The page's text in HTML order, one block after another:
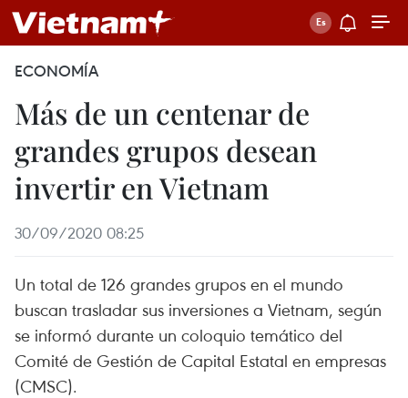
ECONOMÍA
Más de un centenar de
grandes grupos desean
invertir en Vietnam
30/09/2020 08:25
Un total de 126 grandes grupos en el mundo
buscan trasladar sus inversiones a Vietnam, según
se informó durante un coloquio temático del
Comité de Gestión de Capital Estatal en empresas
(CMSC).